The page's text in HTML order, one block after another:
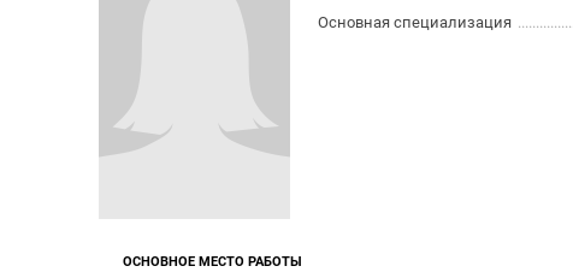
Основная специализация
ОСНОВНОЕ МЕСТО РАБОТЫ